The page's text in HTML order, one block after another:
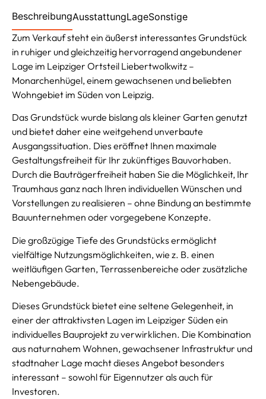
BeschreibungAusstattungLageSonstige
Zum Verkauf steht ein äußerst interessantes Grundstück
in ruhiger und gleichzeitig hervorragend angebundener
Lage im Leipziger Ortsteil Liebertwolkwitz –
Monarchenhügel, einem gewachsenen und beliebten
Wohngebiet im Süden von Leipzig.
Das Grundstück wurde bislang als kleiner Garten genutzt
und bietet daher eine weitgehend unverbaute
Ausgangssituation. Dies eröffnet Ihnen maximale
Gestaltungsfreiheit für Ihr zukünftiges Bauvorhaben.
Durch die Bauträgerfreiheit haben Sie die Möglichkeit, Ihr
Traumhaus ganz nach Ihren individuellen Wünschen und
Vorstellungen zu realisieren – ohne Bindung an bestimmte
Bauunternehmen oder vorgegebene Konzepte.
Die großzügige Tiefe des Grundstücks ermöglicht
vielfältige Nutzungsmöglichkeiten, wie z. B. einen
weitläufigen Garten, Terrassenbereiche oder zusätzliche
Nebengebäude.
Dieses Grundstück bietet eine seltene Gelegenheit, in
einer der attraktivsten Lagen im Leipziger Süden ein
individuelles Bauprojekt zu verwirklichen. Die Kombination
aus naturnahem Wohnen, gewachsener Infrastruktur und
stadtnaher Lage macht dieses Angebot besonders
interessant – sowohl für Eigennutzer als auch für
Investoren.